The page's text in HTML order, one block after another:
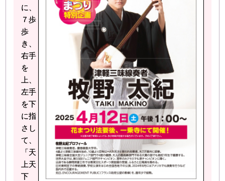
に、
７歩
歩
き、
右手
を
上、
左手
を下
に指
さし
て、
「天
上天
下